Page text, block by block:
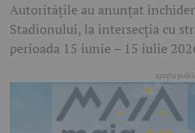
Autoritățile au anunțat
Stadionului, la intersecția cu
perioada 15 iunie – 15 iulie